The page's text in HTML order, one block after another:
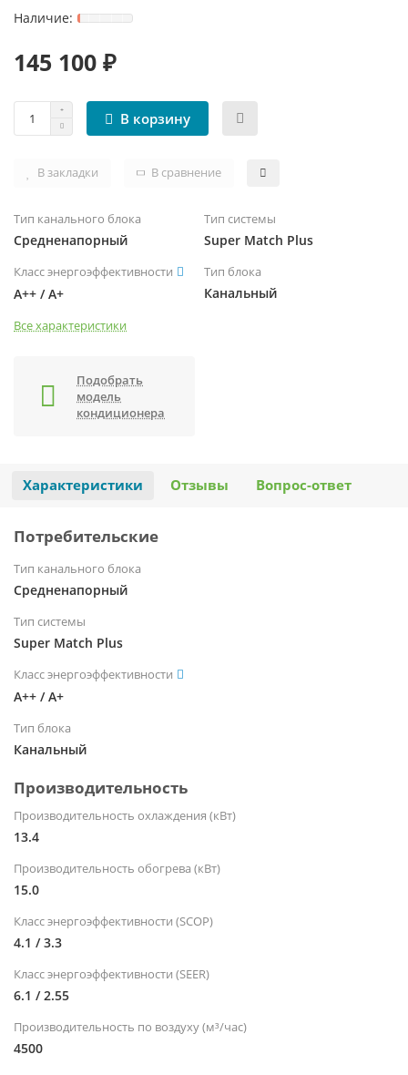
ЧИЛЛЕРЫ И ФАНКОЙЛЫ
КРЫШНЫЕ КОНДИЦИОНЕРЫ (РУФТОПЫ)
ПРЕЦИЗИОННЫЕ КОНДИЦИОНЕРЫ
ХОЛОДИЛЬНЫЕ МАШИНЫ
ЦЕНТРАЛЬНЫЕ КОНДИЦИОНЕРЫ
УВЛАЖНИТЕЛИ ВОЗДУХА
ТЕПЛОВЫЕ ПУШКИ
ТЕПЛЫЕ ПОЛЫ
ТЕРМОРЕГУЛЯТОРЫ
ЭЛЕКТРОКАМИНЫ
ТРУБЫ, ШЛАНГИ И ФИТИНГИ
145 100 ₽
В корзину
В закладки В сравнение
Тип канального блока
Средненапорный
Тип системы
Super Match Plus
Класс энергоэффективности
А++ / А+
Тип блока
Канальный
Все характеристики
Подобрать
модель
кондиционера
Характеристики Отзывы Вопрос-ответ
Потребительские
Тип канального блока
Средненапорный
Тип системы
Super Match Plus
Класс энергоэффективности
А++ / А+
Тип блока
Канальный
Производительность
Производительность охлаждения (кВт)
13.4
Производительность обогрева (кВт)
15.0
Класс энергоэффективности (SCOP)
4.1 / 3.3
Класс энергоэффективности (SEER)
6.1 / 2.55
Производительность по воздуху (м³/час)
4500